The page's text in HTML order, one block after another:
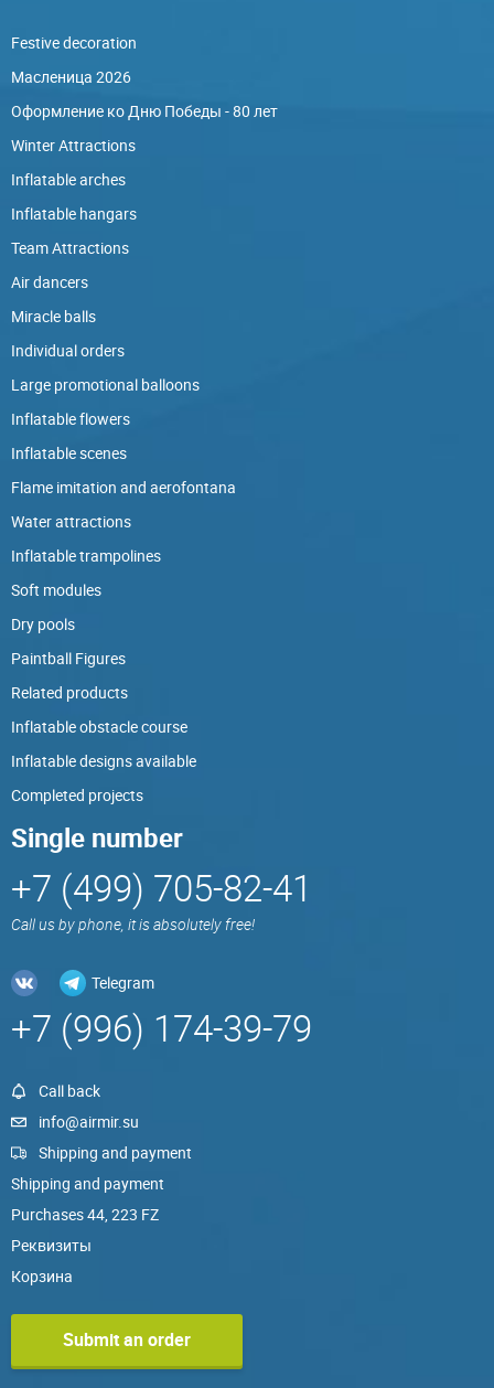
Festive decoration
Масленица 2026
Оформление ко Дню Победы - 80 лет
Winter Attractions
Inflatable arches
Inflatable hangars
Team Attractions
Air dancers
Miracle balls
Individual orders
Large promotional balloons
Inflatable flowers
Inflatable scenes
Flame imitation and aerofontana
Water attractions
Inflatable trampolines
Soft modules
Dry pools
Paintball Figures
Related products
Inflatable obstacle course
Inflatable designs available
Completed projects
Single number
+7 (499) 705-82-41
Call us by phone, it is absolutely free!
Telegram
+7 (996) 174-39-79
Call back
info@airmir.su
Shipping and payment
Shipping and payment
Purchases 44, 223 FZ
Реквизиты
Корзина
Submit an order